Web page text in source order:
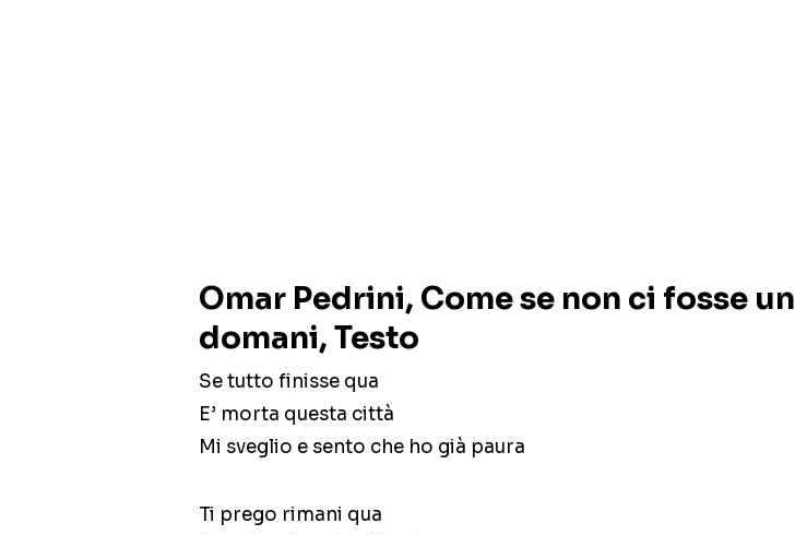
Omar Pedrini, Come se non ci fosse un
domani, Testo
Se tutto finisse qua
E’ morta questa città
Mi sveglio e sento che ho già paura
Ti prego rimani qua